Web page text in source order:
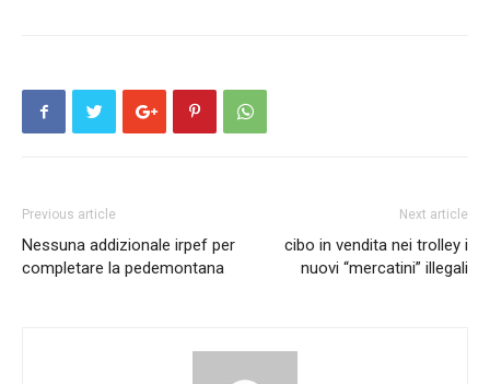
Previous article
Nessuna addizionale irpef per
completare la pedemontana
Next article
cibo in vendita nei trolley i
nuovi “mercatini” illegali